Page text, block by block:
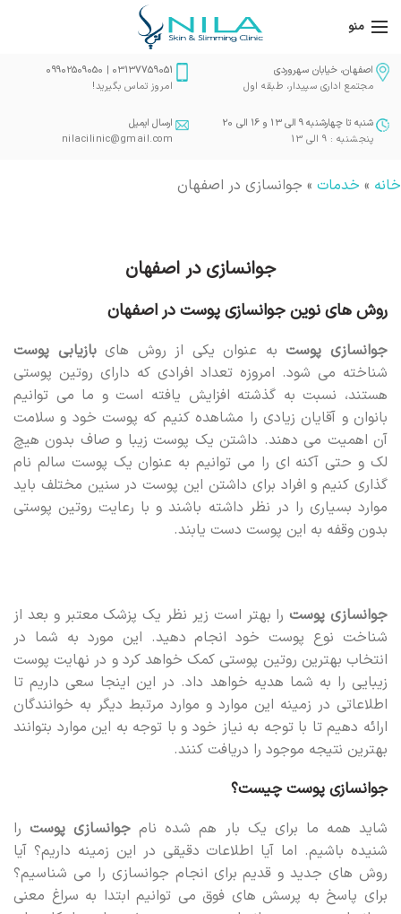
منو
اصفهان، خیابان سهروردی
مجتمع اداری سپیدار، طبقه اول
03137759051 | 09902509050
امروز تماس بگیرید!
شنبه تا چهارشنبه 9 الی 13 و 16 الی 20
پنجشنبه : 9 الی 13
ارسال ایمیل
nilacilinic@gmail.com
خانه » خدمات » جوانسازی در اصفهان
جوانسازی در اصفهان
روش های نوین جوانسازی پوست در اصفهان
جوانسازی پوستبه عنوان یکی از روش هایبازیابی پوست
شناخته می شود. امروزه تعداد افرادی که دارای روتین پوستی
هستند، نسبت به گذشته افزایش یافته است و ما می توانیم
بانوان و آقایان زیادی را مشاهده کنیم که پوست خود و سلامت
آن اهمیت می دهند. داشتن یک پوست زیبا و صاف بدون هیچ
لک و حتی آکنه ای را می توانیم به عنوان یک پوست سالم نام
گذاری کنیم و افراد برای داشتن این پوست در سنین مختلف باید
موارد بسیاری را در نظر داشته باشند و با رعایت روتین پوستی
بدون وقفه به این پوست دست یابند.
جوانسازی پوسترا بهتر است زیر نظر یک پزشک معتبر و بعد از
شناخت نوع پوست خود انجام دهید. این مورد به شما در
انتخاب بهترین روتین پوستی کمک خواهد کرد و در نهایت پوست
زیبایی را به شما هدیه خواهد داد. در این اینجا سعی داریم تا
اطلاعاتی در زمینه این موارد و موارد مرتبط دیگر به خوانندگان
ارائه دهیم تا با توجه به نیاز خود و با توجه به این موارد بتوانند
بهترین نتیجه موجود را دریافت کنند.
جوانسازی پوستچیست؟
شاید همه ما برای یک بار هم شده نام جوانسازی پوسترا
شنیده باشیم. اما آیا اطلاعات دقیقی در این زمینه داریم؟ آیا
روش های جدید و قدیم برای انجام جوانسازی را می شناسیم؟
برای پاسخ به پرسش های فوق می توانیم ابتدا به سراغ معنی